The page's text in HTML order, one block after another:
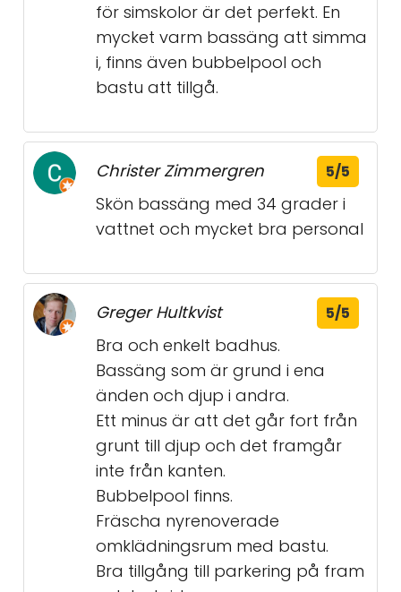
för simskolor är det perfekt. En
mycket varm bassäng att simma
i, finns även bubbelpool och
bastu att tillgå.
Christer Zimmergren 5/5
Skön bassäng med 34 grader i
vattnet och mycket bra personal
Greger Hultkvist 5/5
Bra och enkelt badhus.
Bassäng som är grund i ena
änden och djup i andra.
Ett minus är att det går fort från
grunt till djup och det framgår
inte från kanten.
Bubbelpool finns.
Fräscha nyrenoverade
omklädningsrum med bastu.
Bra tillgång till parkering på fram